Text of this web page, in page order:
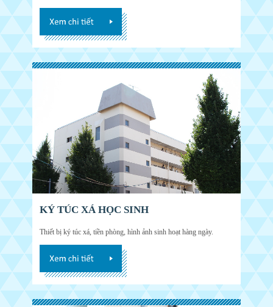
KÝ TÚC XÁ HỌC SINH
Thiết bị ký túc xá, tiền phòng, hình ảnh sinh hoạt hàng ngày.